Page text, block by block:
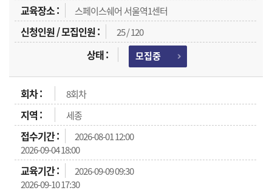
스페이스쉐어 서울역1센터
25 / 120
모집중
8회차
세종
2026-08-01 12:00
2026-09-04 18:00
2026-09-09 09:30
2026-09-10 17:30